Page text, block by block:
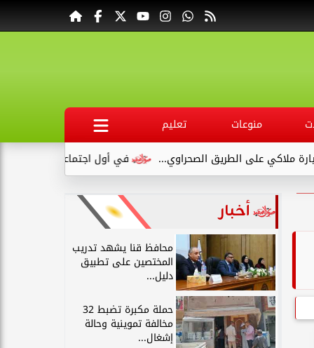
منوعات
تعليم
في أول اجتماعاته .. وكيل صحة قنا يناقش مع عدد
أخبار
محافظ قنا يشهد تدريب
المختصين على تطبيق
دليل...
حملة مكبرة تضبط 32
مخالفة تموينية وحالة
إشغال...